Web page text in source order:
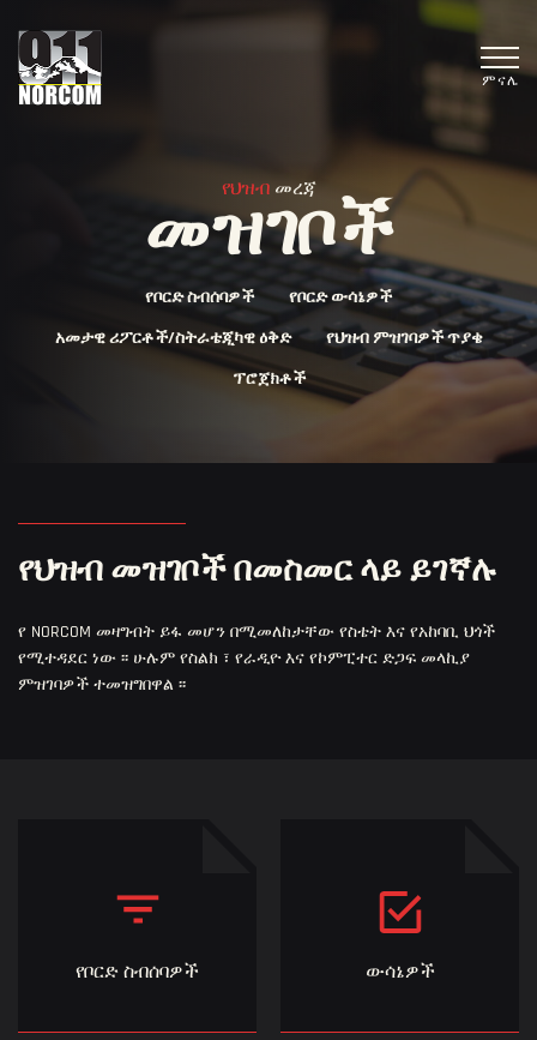
ምናሌ
የህዝብመረጃ
መዝገቦች
የቦርድ ስብሰባዎች የቦርድ ውሳኔዎች
አመታዊ ሪፖርቶች/ስትራቴጂካዊ ዕቅድ የህዝብ ምዝገባዎች ጥያቄ
ፕሮጀክቶች
የህዝብ መዝገቦች በመስመር ላይ ይገኛሉ
የ NORCOM መዛግብት ይፋ መሆን በሚመለከታቸው የስቴት እና የአከባቢ ህጎች
የሚተዳደር ነው ፡፡ ሁሉም የስልክ ፣ የራዲዮ እና የኮምፒተር ድጋፍ መላኪያ
ምዝገባዎች ተመዝግበዋል ፡፡
የቦርድ ስብሰባዎች ውሳኔዎች